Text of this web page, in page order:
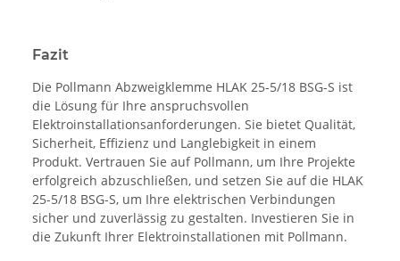
Fazit
Die Pollmann Abzweigklemme HLAK 25-5/18 BSG-S ist
die Lösung für Ihre anspruchsvollen
Elektroinstallationsanforderungen. Sie bietet Qualität,
Sicherheit, Effizienz und Langlebigkeit in einem
Produkt. Vertrauen Sie auf Pollmann, um Ihre Projekte
erfolgreich abzuschließen, und setzen Sie auf die HLAK
25-5/18 BSG-S, um Ihre elektrischen Verbindungen
sicher und zuverlässig zu gestalten. Investieren Sie in
die Zukunft Ihrer Elektroinstallationen mit Pollmann.